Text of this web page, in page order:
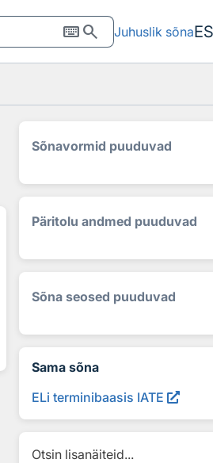
keyboardsearch Juhuslik sõna
Sõnavormid puuduvad
Päritolu andmed puuduvad
Sõna seosed puuduvad
Sama sõna
ELi terminibaasis IATE
Otsin lisanäiteid...